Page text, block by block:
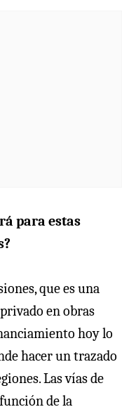
para estas
que es una
en obras
hoy lo
hacer un trazado
Las vías de
de la